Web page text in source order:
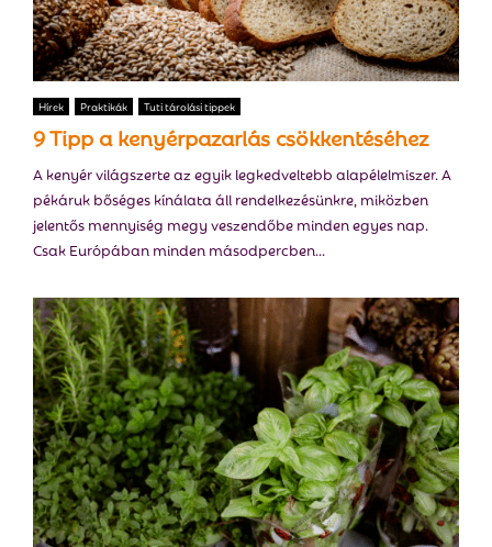
Hírek Praktikák Tuti tárolási tippek
9 Tipp a kenyérpazarlás csökkentéséhez
A kenyér világszerte az egyik legkedveltebb alapélelmiszer. A
pékáruk bőséges kínálata áll rendelkezésünkre, miközben
jelentős mennyiség megy veszendőbe minden egyes nap.
Csak Európában minden másodpercben...